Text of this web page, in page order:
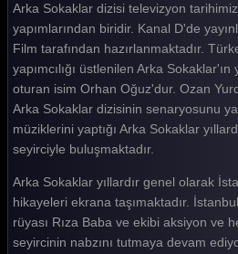
Arka Sokaklar 188. Bölüm
Arka Sokaklar 187. Bölüm
Arka Sokaklar 186. Bölüm
Arka Sokaklar 185. Bölüm
Arka Sokaklar 184. Bölüm
Arka Sokaklar 182. Bölüm
Arka Sokaklar 181. Bölüm
Arka Sokaklar dizisi televizyon
yapımlarından biridir. Kanal D'de
Film tarafından hazırlanmaktadır.
yapımcılığı üstlenilen Arka
oturan isim Orhan Oğuz'dur. Ozan
Arka Sokaklar dizisinin senaryosunu
müziklerini yaptığı Arka Sokaklar
seyirciyle buluşmaktadır.
Arka Sokaklar yıllardır genel olarak
hikayeleri ekrana taşımaktadır.
rüyası Rıza Baba ve ekibi aksiyon ve
seyircinin nabzını tutmaya devam